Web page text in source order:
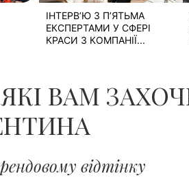
ІНТЕРВ’Ю З П’ЯТЬМА
ЕКСПЕРТАМИ У СФЕРІ
КРАСИ З КОМПАНІЇ...
ЯКІ ВАМ
відтінку